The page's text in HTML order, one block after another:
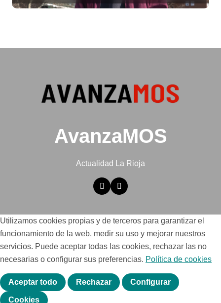
AvanzaMOS
Actualidad La Rioja
Utilizamos cookies propias y de terceros para garantizar el
funcionamiento de la web, medir su uso y mejorar nuestros
servicios. Puede aceptar todas las cookies, rechazar las no
necesarias o configurar sus preferencias. Política de cookies
Aceptar todo Rechazar Configurar
Cookies